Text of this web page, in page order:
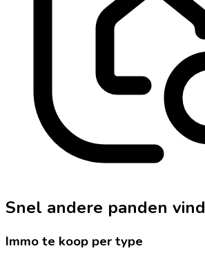
Snel andere panden
Immo te koop per type